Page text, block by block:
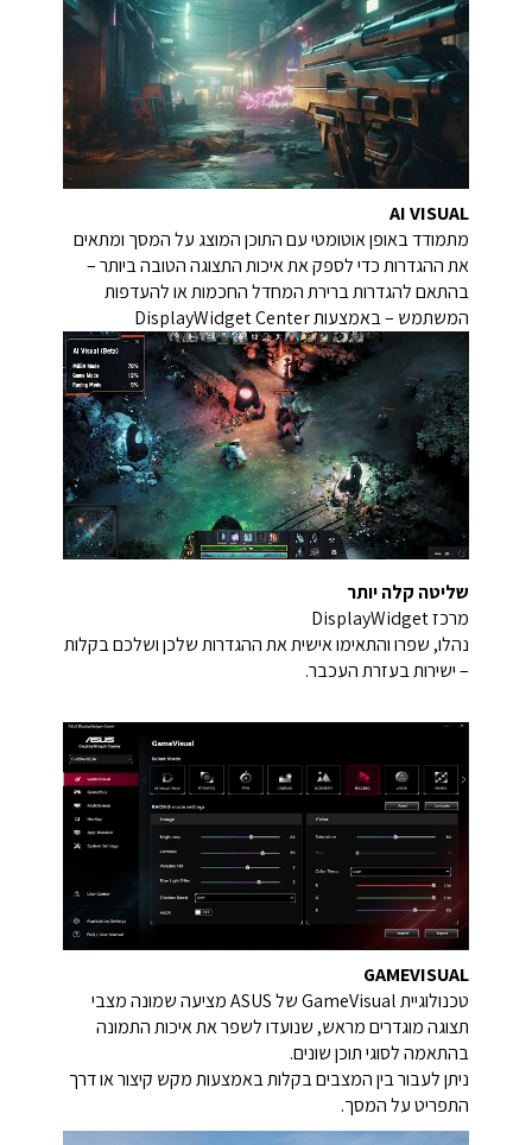
AI VISUAL
מתמודד באופן אוטומטי עם התוכן המוצג על המסך ומתאים
את ההגדרות כדי לספק את איכות התצוגה הטובה ביותר –
בהתאם להגדרות ברירת המחדל החכמות או להעדפות
המשתמש – באמצעות DisplayWidget Center
שליטה קלה יותר
מרכז DisplayWidget
נהלו, שפרו והתאימו אישית את ההגדרות שלכן ושלכם בקלות
– ישירות בעזרת העכבר.
GAMEVISUAL
טכנולוגיית GameVisual של ASUS מציעה שמונה מצבי
תצוגה מוגדרים מראש, שנועדו לשפר את איכות התמונה
בהתאמה לסוגי תוכן שונים.
ניתן לעבור בין המצבים בקלות באמצעות מקש קיצור או דרך
התפריט על המסך.